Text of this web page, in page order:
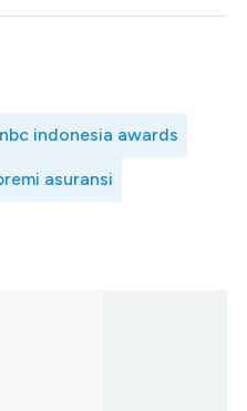
indonesia awards
asuransi